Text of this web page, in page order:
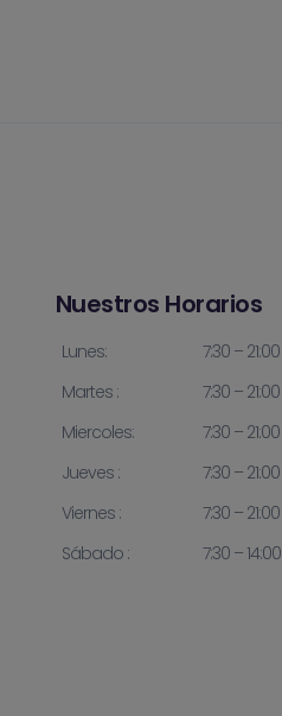
Nuestros Horarios
Lunes:
7:30 – 21:00
Martes :
7:30 – 21:00
Miercoles:
7:30 – 21:00
Jueves :
7:30 – 21:00
Viernes :
7:30 – 21:00
Sábado :
7:30 – 14:00